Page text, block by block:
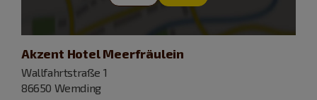
Akzent Hotel Meerfräulein
Wallfahrtstraße 1
86650 Wemding